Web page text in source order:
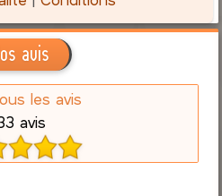
avis
les avis
avis